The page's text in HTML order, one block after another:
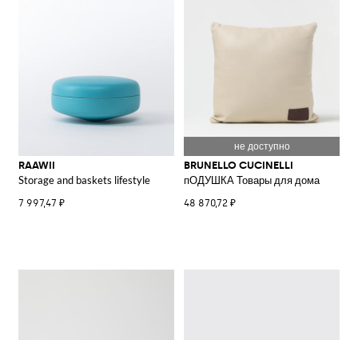
RAAWII
Storage and baskets lifestyle
7 997,47 ₽
BRUNELLO CUCINELLI
пОДУШКА Товары для дома
48 870,72 ₽